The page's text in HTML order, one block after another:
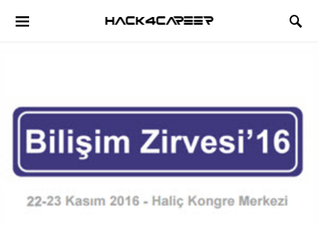
Hack4Career